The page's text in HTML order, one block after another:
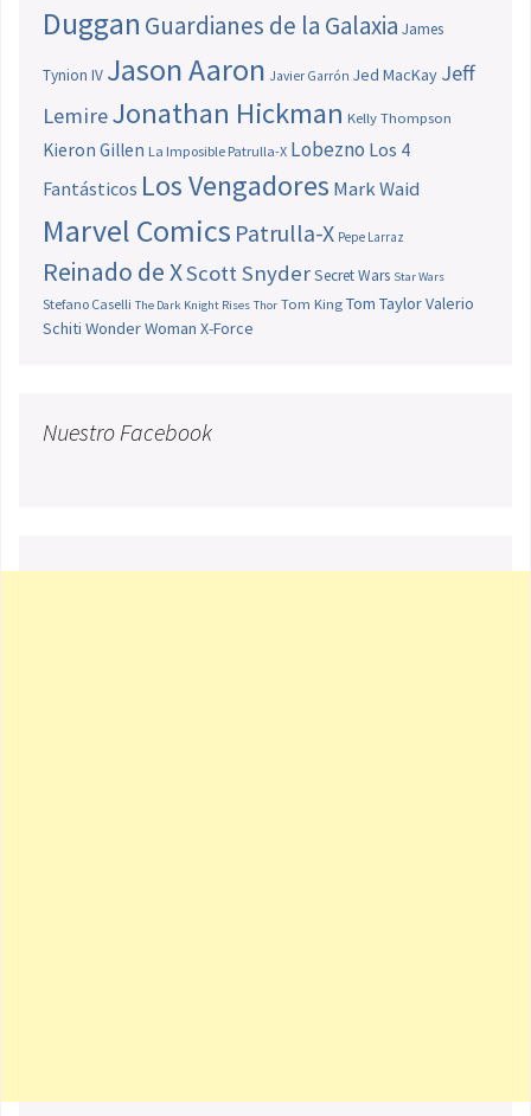
Duggan Guardianes de la Galaxia James
Tynion IV Jason Aaron Javier Garrón Jed MacKay Jeff
LemireJonathan Hickman Kelly Thompson
Kieron Gillen La Imposible Patrulla-X Lobezno Los 4
Fantásticos Los Vengadores Mark Waid
Marvel Comics Patrulla-X Pepe Larraz
Reinado de XScott SnyderSecret Wars Star Wars
Stefano Caselli The Dark Knight Rises Thor Tom King Tom TaylorValerio
Schiti Wonder Woman X-Force
Nuestro Facebook